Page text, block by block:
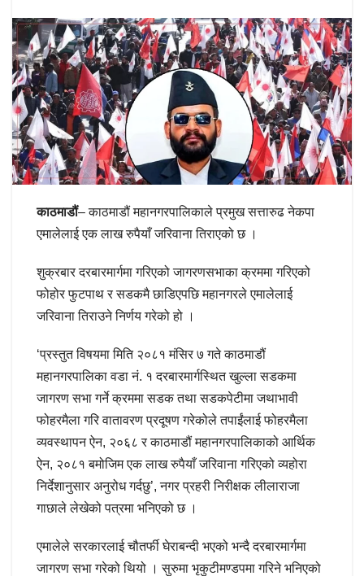
काठमाडौं– काठमाडौं महानगरपालिकाले प्रमुख सत्तारुढ नेकपा
एमालेलाई एक लाख रुपैयाँ जरिवाना तिराएको छ ।
शुक्रबार दरबारमार्गमा गरिएको जागरणसभाका क्रममा गरिएको
फोहोर फुटपाथ र सडकमै छाडिएपछि महानगरले एमालेलाई
जरिवाना तिराउने निर्णय गरेको हो ।
‘प्रस्तुत विषयमा मिति २०८१ मंसिर ७ गते काठमाडौं
महानगरपालिका वडा नं. १ दरबारमार्गस्थित खुल्ला सडकमा
जागरण सभा गर्ने क्रममा सडक तथा सडकपेटीमा जथाभावी
फोहरमैला गरि वातावरण प्रदूषण गरेकोले तपाईंलाई फोहरमैला
व्यवस्थापन ऐन, २०६८ र काठमाडौं महानगरपालिकाको आर्थिक
ऐन, २०८१ बमोजिम एक लाख रुपैयाँ जरिवाना गरिएको व्यहोरा
निर्देशानुसार अनुरोध गर्दछु’, नगर प्रहरी निरीक्षक लीलाराजा
गाछाले लेखेको पत्रमा भनिएको छ ।
एमालेले सरकारलाई चौतर्फी घेराबन्दी भएको भन्दै दरबारमार्गमा
जागरण सभा गरेको थियो । सुरुमा भृकुटीमण्डपमा गरिने भनिएको